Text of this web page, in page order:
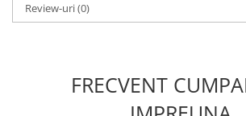
Review-uri(0)
FRECVENT